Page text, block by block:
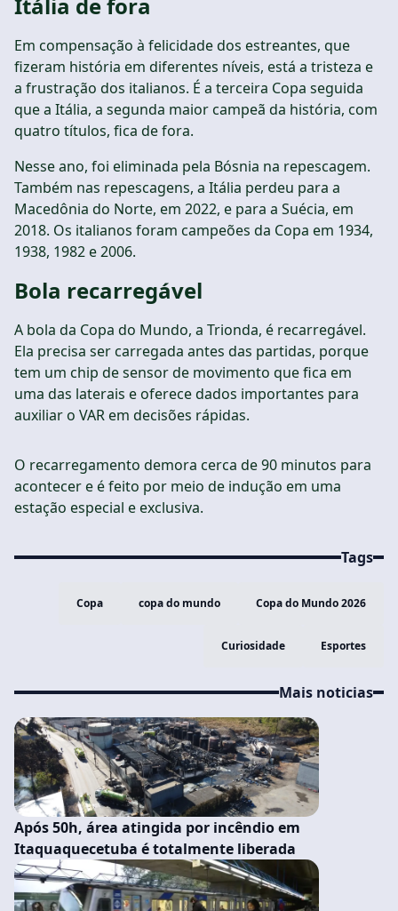
Itália de fora
Em compensação à felicidade dos estreantes, que
fizeram história em diferentes níveis, está a tristeza e
a frustração dos italianos. É a terceira Copa seguida
que a Itália, a segunda maior campeã da história, com
quatro títulos, fica de fora.
Nesse ano, foi eliminada pela Bósnia na repescagem.
Também nas repescagens, a Itália perdeu para a
Macedônia do Norte, em 2022, e para a Suécia, em
2018. Os italianos foram campeões da Copa em 1934,
1938, 1982 e 2006.
Bola recarregável
A bola da Copa do Mundo, a Trionda, é recarregável.
Ela precisa ser carregada antes das partidas, porque
tem um chip de sensor de movimento que fica em
uma das laterais e oferece dados importantes para
auxiliar o VAR em decisões rápidas.
O recarregamento demora cerca de 90 minutos para
acontecer e é feito por meio de indução em uma
estação especial e exclusiva.
Tags
Copa copa do mundo Copa do Mundo 2026
Curiosidade Esportes
Mais noticias
Após 50h, área atingida por incêndio em
Itaquaquecetuba é totalmente liberada